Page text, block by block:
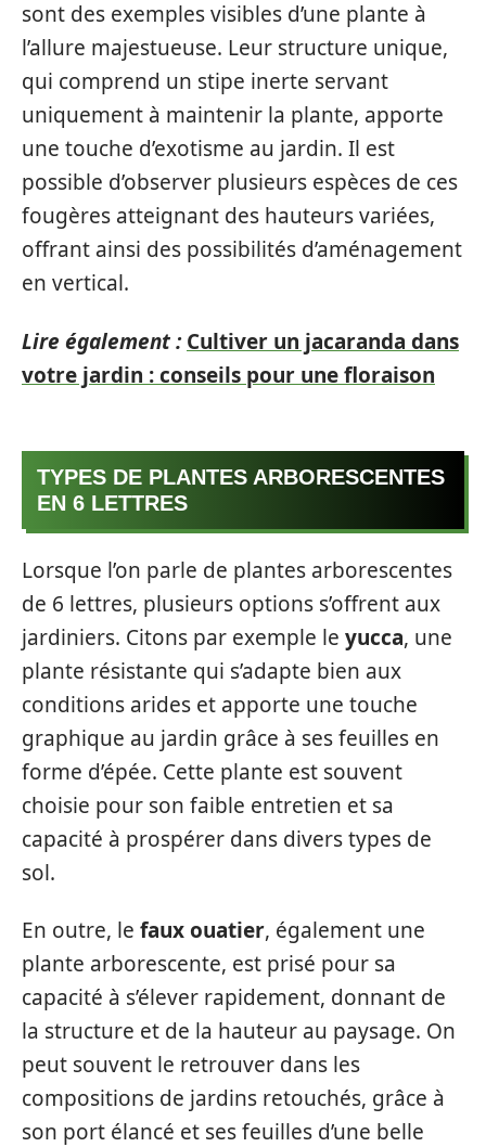
sont des exemples visibles d’une plante à
l’allure majestueuse. Leur structure unique,
qui comprend un stipe inerte servant
uniquement à maintenir la plante, apporte
une touche d’exotisme au jardin. Il est
possible d’observer plusieurs espèces de ces
fougères atteignant des hauteurs variées,
offrant ainsi des possibilités d’aménagement
en vertical.
Lire également : Cultiver un jacaranda dans
votre jardin : conseils pour une floraison
TYPES DE PLANTES ARBORESCENTES
EN 6 LETTRES
Lorsque l’on parle de plantes arborescentes
de 6 lettres, plusieurs options s’offrent aux
jardiniers. Citons par exemple le yucca, une
plante résistante qui s’adapte bien aux
conditions arides et apporte une touche
graphique au jardin grâce à ses feuilles en
forme d’épée. Cette plante est souvent
choisie pour son faible entretien et sa
capacité à prospérer dans divers types de
sol.
En outre, le faux ouatier, également une
plante arborescente, est prisé pour sa
capacité à s’élever rapidement, donnant de
la structure et de la hauteur au paysage. On
peut souvent le retrouver dans les
compositions de jardins retouchés, grâce à
son port élancé et ses feuilles d’une belle